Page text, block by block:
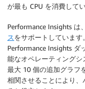
が最も CPU を消費して
Performance Insights は、
スをサポートしています
Performance Insights ダ
能なオペレーティング
最大 10 個の追加グラフ
相関させることにより